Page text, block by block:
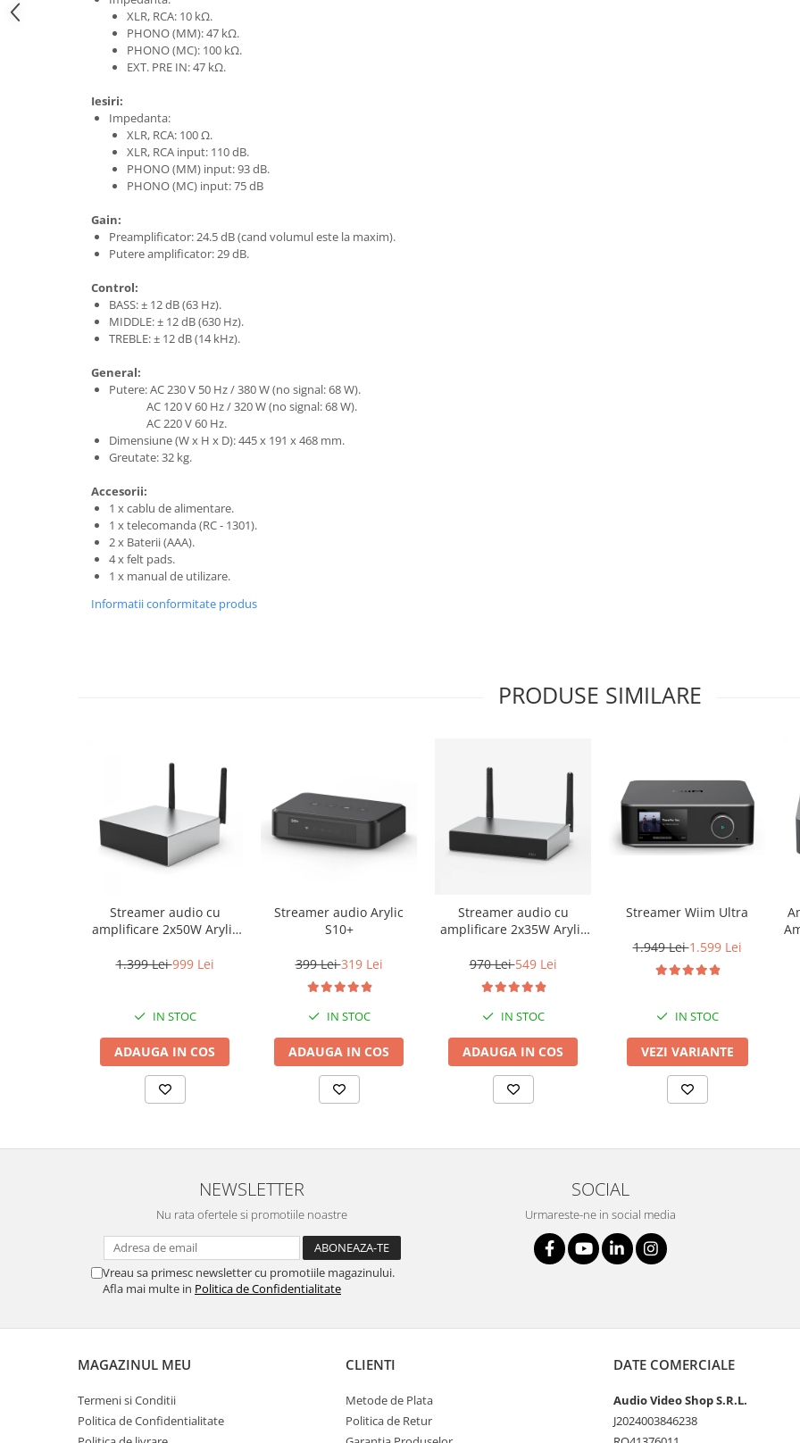
XLR, RCA: 10 kΩ.
PHONO (MM): 47 kΩ.
PHONO (MC): 100 kΩ.
EXT. PRE IN: 47 kΩ.
Iesiri:
Impedanta:
XLR, RCA: 100 Ω.
XLR, RCA input: 110 dB.
PHONO (MM) input: 93 dB.
PHONO (MC) input: 75 dB
Gain:
Preamplificator: 24.5 dB (cand volumul este la maxim).
Putere amplificator: 29 dB.
Control:
BASS: ± 12 dB (63 Hz).
MIDDLE: ± 12 dB (630 Hz).
TREBLE: ± 12 dB (14 kHz).
General:
Putere: AC 230 V 50 Hz / 380 W (no signal: 68 W).
AC 120 V 60 Hz / 320 W (no signal: 68 W).
AC 220 V 60 Hz.
Dimensiune (W x H x D): 445 x 191 x 468 mm.
Greutate: 32 kg.
Accesorii:
1 x cablu de alimentare.
1 x telecomanda (RC - 1301).
2 x Baterii (AAA).
4 x felt pads.
1 x manual de utilizare.
Informatii conformitate produs
PRODUSE SIMILARE
Streamer audio cu
amplificare 2x50W Arylic
/Bluetooth, 24bit/192kHz,
1.399 Lei999 Lei
IN STOC
ADAUGA IN COS
Streamer audio Arylic
S10+
399 Lei319 Lei
IN STOC
ADAUGA IN COS
Streamer audio cu
amplificare 2x35W Arylic
/Bluetooth, 24bit/192kHz,
Multiroom
970 Lei549 Lei
IN STOC
ADAUGA IN COS
Streamer Wiim Ultra
1.949 Lei1.599 Lei
IN STOC
VEZI VARIANTE
NEWSLETTER
Nu rata ofertele si promotiile noastre
Vreau sa primesc newsletter cu promotiile magazinului.
Afla mai multe in Politica de Confidentialitate
SOCIAL
Urmareste-ne in social media
MAGAZINUL MEU
Termeni si Conditii
Politica de Confidentialitate
CLIENTI
Metode de Plata
Politica de Retur
DATE COMERCIALE
Audio Video Shop S.R.L.
J2024003846238